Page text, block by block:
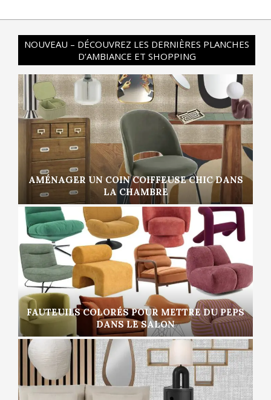
NOUVEAU – DÉCOUVREZ LES DERNIÈRES PLANCHES
D’AMBIANCE ET SHOPPING
AMÉNAGER UN COIN COIFFEUSE CHIC DANS
LA CHAMBRE
FAUTEUILS COLORÉS POUR METTRE DU PEPS
DANS LE SALON